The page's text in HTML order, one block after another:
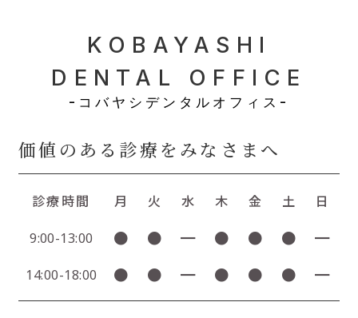
KOBAYASHI
DENTAL OFFICE
-コバヤシデンタルオフィス-
価値のある診療をみなさまへ
診療時間 月 火 水 木 金 土 日
9:00-13:00 ● ● ━ ● ● ● ━
14:00-18:00 ● ● ━ ● ● ● ━